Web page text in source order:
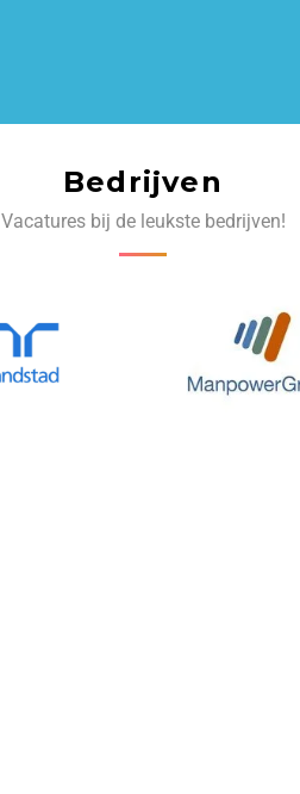
Bedrijven
Vacatures bij de leukste bedrijven!